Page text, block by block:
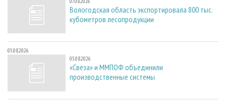
Вологодская область экспортировала 800 тыс.
кубометров лесопродукции
05.08.2026
05.08.2026
«Свеза» и ММПОФ объединили
производственные системы